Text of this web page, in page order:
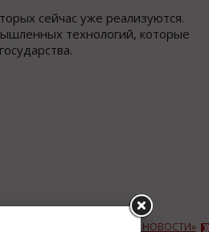
сейчас уже реализуются.
технологий, которые
Назад к рубрике «ВАЖНЫЕ НОВОСТИ»